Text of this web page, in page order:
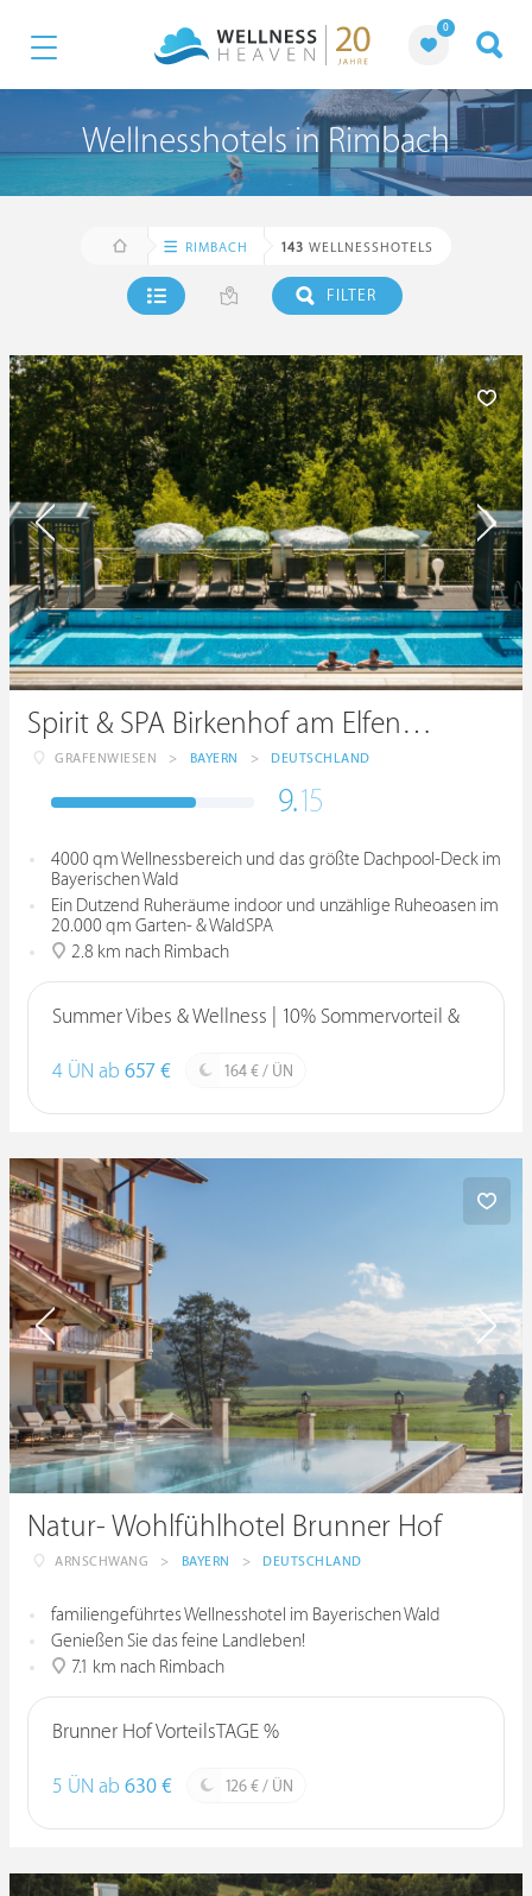
0
Wellnesshotels in Rimbach
RIMBACH 143 WELLNESSHOTELS
FILTER
Spirit & SPA Birkenhof am Elfenhain ****S
GRAFENWIESEN > BAYERN > DEUTSCHLAND
9.15
4000 qm Wellnessbereich und das größte Dachpool-Deck im
Bayerischen Wald
Ein Dutzend Ruheräume indoor und unzählige Ruheoasen im
20.000 qm Garten- & WaldSPA
2.8 km nach Rimbach
Summer Vibes & Wellness | 10% Sommervorteil &
4 ÜN ab 657 € 164 € / ÜN
Natur- Wohlfühlhotel Brunner Hof
ARNSCHWANG > BAYERN > DEUTSCHLAND
familiengeführtes Wellnesshotel im Bayerischen Wald
Genießen Sie das feine Landleben!
7.1 km nach Rimbach
Brunner Hof VorteilsTAGE %
5 ÜN ab 630 € 126 € / ÜN